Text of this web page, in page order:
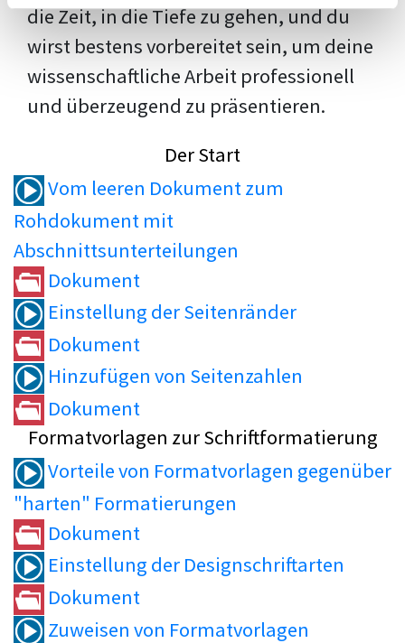
die Zeit, in die Tiefe zu gehen, und du
wirst bestens vorbereitet sein, um deine
wissenschaftliche Arbeit professionell
und überzeugend zu präsentieren.
Der Start
Vom leeren Dokument zum
Rohdokument mit
Abschnittsunterteilungen
Dokument
Einstellung der Seitenränder
Dokument
Hinzufügen von Seitenzahlen
Dokument
Formatvorlagen zur Schriftformatierung
Vorteile von Formatvorlagen gegenüber
"harten" Formatierungen
Dokument
Einstellung der Designschriftarten
Dokument
Zuweisen von Formatvorlagen